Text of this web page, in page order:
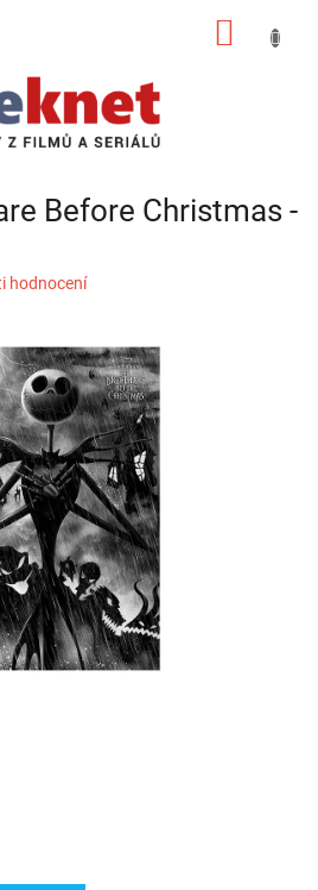
Before Christmas -
hodnocení